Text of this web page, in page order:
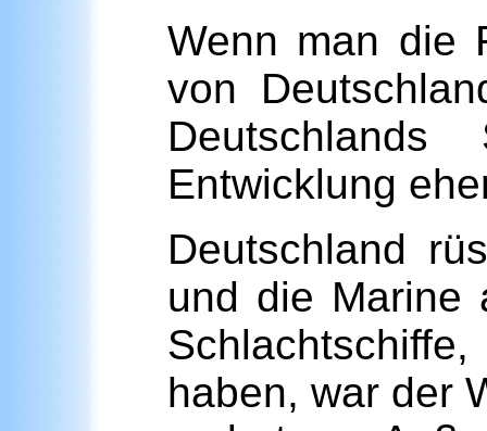
Wenn man die
von
Entwicklung
Deutschland
und die Marine
haben, war der